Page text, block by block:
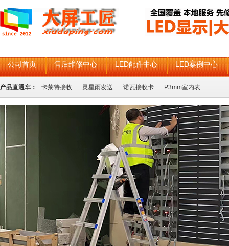
公司首页 售后维修中心 LED配件中心 LED案例中心
产品直通车： 卡莱特接收... 灵星雨发送... 诺瓦接收卡... P3mm室内表...